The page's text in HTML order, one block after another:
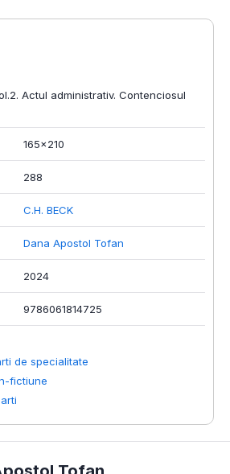
Actul administrativ. Contenciosul
165x210
288
C.H. BECK
Dana Apostol Tofan
2024
9786061814725
de specialitate
fictiune